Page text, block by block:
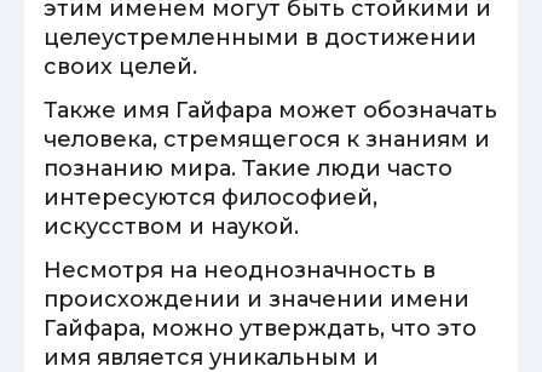
этим именем могут быть стойкими и
целеустремленными в достижении
своих целей.
Также имя Гайфара может обозначать
человека, стремящегося к знаниям и
познанию мира. Такие люди часто
интересуются философией,
искусством и наукой.
Несмотря на неоднозначность в
происхождении и значении имени
Гайфара, можно утверждать, что это
имя является уникальным и